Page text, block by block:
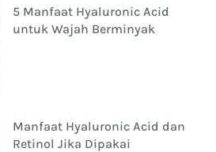
5 Manfaat Hyaluronic Acid
untuk Wajah Berminyak
Manfaat Hyaluronic Acid dan
Retinol Jika Dipakai